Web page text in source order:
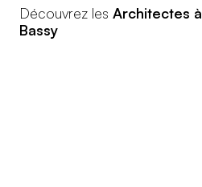
Découvrez les Architectes à
Bassy